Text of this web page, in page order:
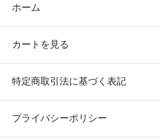
ホーム
カートを見る
特定商取引法に基づく表記
プライバシーポリシー